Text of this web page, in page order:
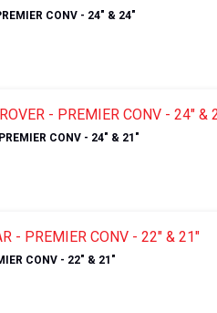
CONV - 24" & 24"
CONV - 24" & 21"
CONV - 22" & 21"